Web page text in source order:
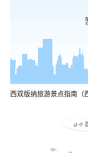
西双版纳旅游景点指南（